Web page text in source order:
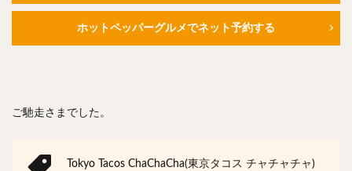
ホットペッパーグルメでネット予約する
ご馳走さまでした。
Tokyo Tacos ChaChaCha(東京タコス チャチャチャ)